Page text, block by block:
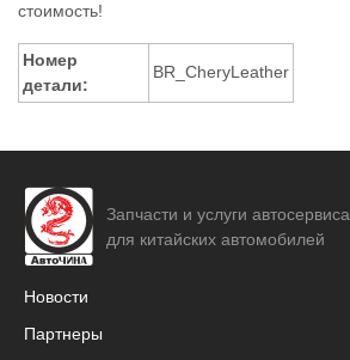
стоимость!
Номер
детали:
BR_CheryLeather
Запчасти и услуги автосервиса
для китайских автомобилей
Новости
Партнеры